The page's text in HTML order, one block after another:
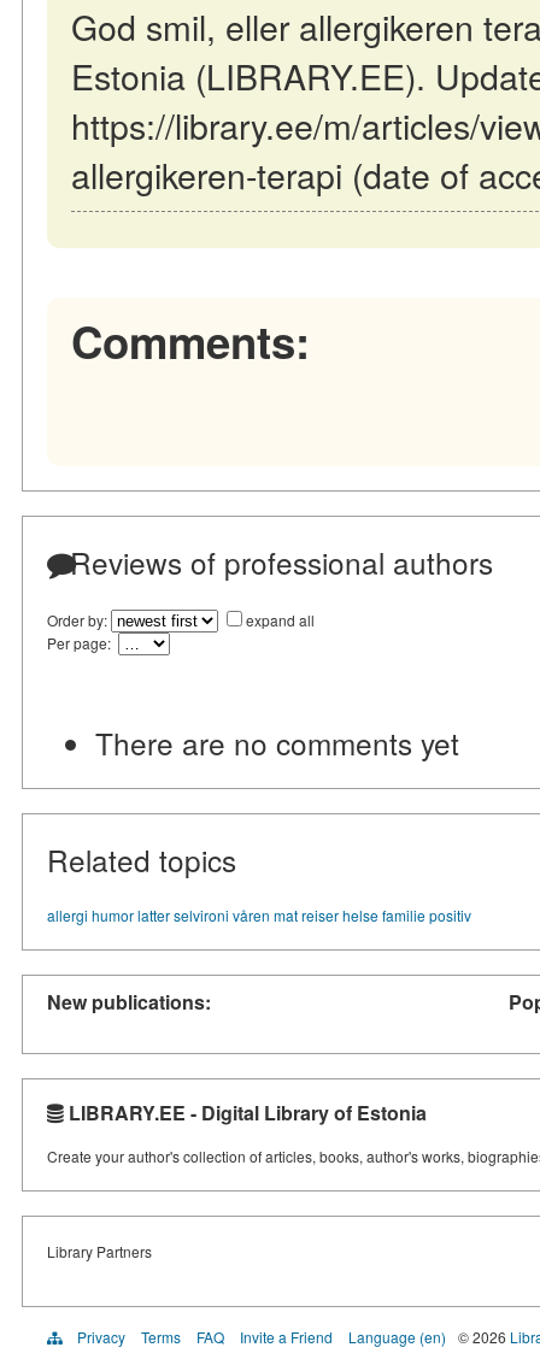
God smil, eller allergikeren
Estonia (LIBRARY.EE).
https://library.ee/m/articles/
allergikeren-terapi (date of
Comments:
Reviews of professional authors
Order by:
expand all
Per page:
There are no comments yet
Related topics
allergi humorlatterselvironi våren matreiserhelsefamiliepositiv
New publications:
LIBRARY.EE - Digital Library of Estonia
Create your author's collection of articles, books, author's works,
Library Partners
Privacy Terms FAQ Invite a Friend Language (en) © 2026